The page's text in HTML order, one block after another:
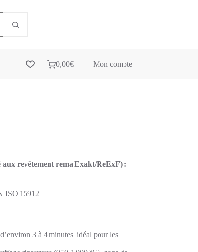
0,00€ Mon compte
revêtement rema Exakt/Re­Ex­­F) :
ISO 15912
3 à 4 minutes, idéal pour les